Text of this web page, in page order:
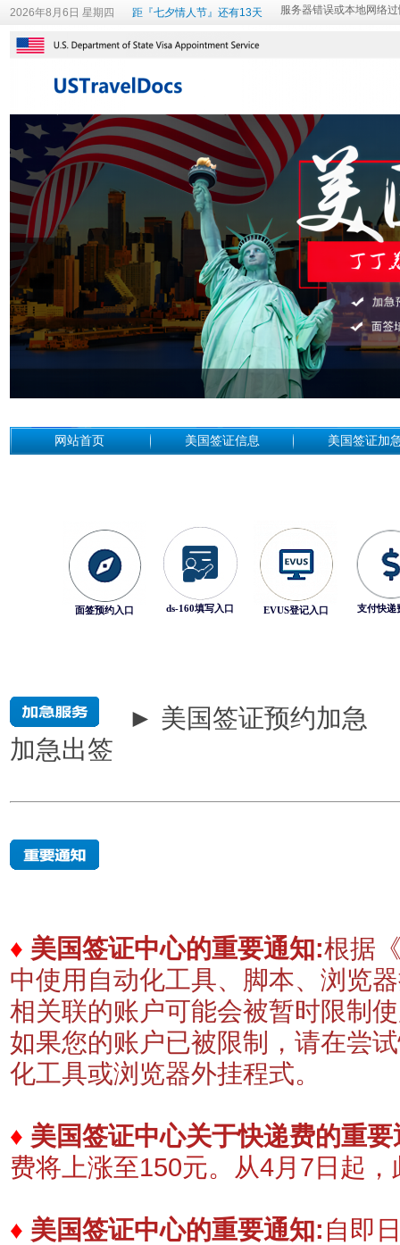
2026年8月6日 星期四 距『七夕情人节』还有13天
网站首页 美国签证信息 美国签证加
面签预约入口 ds-160填写入口 EVUS登记入口 支付快递
► 美国签证预约加急
加急出签
♦ 美国签证中心的重要通知:根据
中使用自动化工具、脚本、浏览
相关联的账户可能会被暂时限制
如果您的账户已被限制，请在尝
化工具或浏览器外挂程式。
♦ 美国签证中心关于快递费的重
费将上涨至150元。
从4月7日起
♦ 美国签证中心的重要通知: 自即